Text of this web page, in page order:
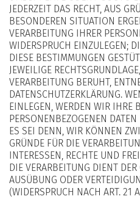
JEDERZEIT DAS RECHT, AUS
BESONDEREN SITUATION
VERARBEITUNG IHRER
WIDERSPRUCH EINZULEGEN;
DIESE BESTIMMUNGEN
JEWEILIGE
VERARBEITUNG BERUHT,
DATENSCHUTZERKLÄRUNG.
EINLEGEN, WERDEN WIR IHRE
PERSONENBEZOGENEN
ES SEI DENN, WIR KÖNNEN
GRÜNDE FÜR DIE
INTERESSEN, RECHTE UND
DIE VERARBEITUNG DIENT
AUSÜBUNG ODER
(WIDERSPRUCH NACH ART. 21